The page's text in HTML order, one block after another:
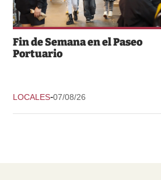
Fin de Semana en el Paseo
Portuario
LOCALES-07/08/26